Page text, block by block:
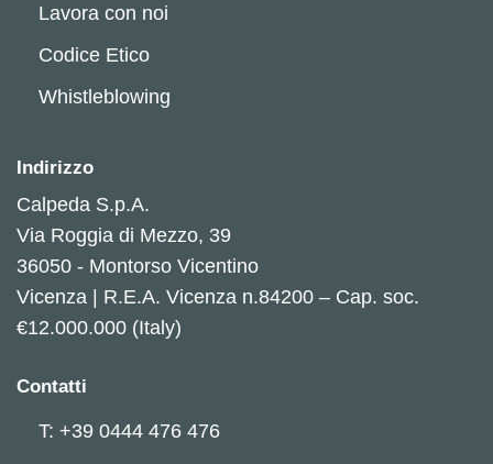
Lavora con noi
Codice Etico
Whistleblowing
Indirizzo
Calpeda S.p.A.
Via Roggia di Mezzo, 39
36050 - Montorso Vicentino
Vicenza | R.E.A. Vicenza n.84200 – Cap. soc.
€12.000.000 (Italy)
Contatti
T: +39 0444 476 476